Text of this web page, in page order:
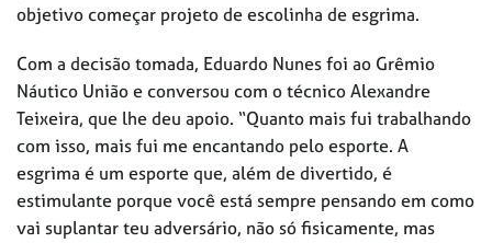
objetivo começar projeto de escolinha de esgrima.
Com a decisão tomada, Eduardo Nunes foi ao Grêmio
Náutico União e conversou com o técnico Alexandre
Teixeira, que lhe deu apoio. “Quanto mais fui trabalhando
com isso, mais fui me encantando pelo esporte. A
esgrima é um esporte que, além de divertido, é
estimulante porque você está sempre pensando em como
vai suplantar teu adversário, não só fisicamente, mas